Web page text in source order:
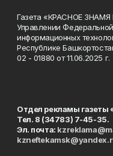
Газета «КРАСНОЕ ЗНАМЯ
Управлении
информационных
Республике
02 - 01880 от 11.06.2025 г.
Отдел рекламы газеты
Тел. 8 (34783) 7-45-35.
Эл. почта: